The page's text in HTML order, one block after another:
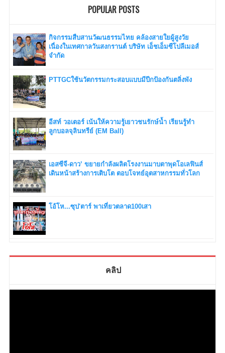
POPULAR POSTS
กิจกรรมสืบสานวัฒนธรรมไทย คล้องสายใยผู้สูงวัย
เนื่องในเทศกาลวันสงกรานต์ บริษัท เอ็ชเอ็มซีโปลีเมอส์
จำกัด
PTTGCใช้นวัตกรรมกระสอบแบบมีปีกป้องกันตลิ่งพัง
อีสท์ วอเตอร์ เน้นให้ความรู้เยาวชนรักษ์น้ำ เรียนรู้ทำ
ลูกบอลจุลินทรีย์ (EM Ball)
เอสซีจี-ดาว’ ขยายกำลังผลิตโรงงานมาบตาพุดโอเลฟินส์
เดินหน้าสร้างการเติบโต ตอบโจทย์อุตสาหกรรมทั่วโลก
โอ้โห...ซุป'ตาร์ พาเที่ยวตลาด100เสา
คลิป